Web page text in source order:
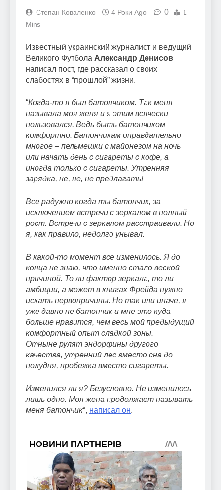
Степан Коваленко 4 Роки Ago 0
1
Mins
Известный украинский журналист и ведущий
Великого Футбола Александр Денисов
написал пост, где рассказал о своих
слабостях в “прошлой” жизни.
“Когда-то я был батончиком. Так меня
называла моя женя и я этим всячески
пользовался. Ведь быть батончиком
комфортно. Батончикам оправдательно
многое – пельмешки с майонезом на ночь
или начать день с сигареты с кофе, а
иногда только с сигареты. Утренняя
зарядка, не, не, не предлагать!
Все радужно когда ты батончик, за
исключением встречи с зеркалом в полный
рост. Встречи с зеркалом расстраивали. Но
я, как правило, недолго унывал.
В какой-то момент все изменилось. Я до
конца не знаю, что именно стало веской
причиной. То ли фактор зеркала, то ли
амбиции, а может в книгах Фрейда нужно
искать первопричины. Но так или иначе, я
уже давно не батончик и мне это куда
больше нравится, чем весь мой предыдущий
комфортный опыт сладкой зоны.
Отныне рулят эндорфины другого
качества, утренний лес вместо сна до
полудня, пробежка вместо сигареты.
Изменился ли я? Безусловно. Не изменилось
лишь одно. Моя жена продолжает называть
меня батончик“, написал он.